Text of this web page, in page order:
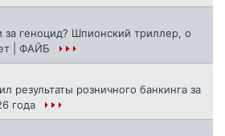
за геноцид? Шпионский триллер, о
| ФАЙБ
результаты розничного банкинга за
года